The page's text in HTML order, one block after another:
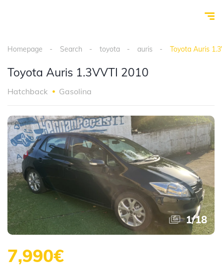
Homepage Search toyota auris Toyota Auris
Toyota Auris 1.3VVTI 2010
Hatchback Gasolina
1/18
7,990€